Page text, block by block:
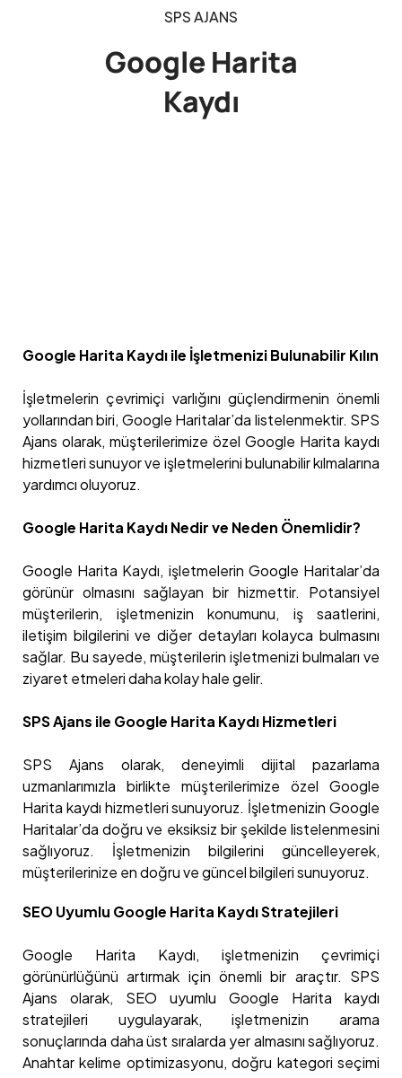
SPS AJANS
Google Harita
Kaydı
Google Harita Kaydı ile İşletmenizi Bulunabilir Kılın
İşletmelerin çevrimiçi varlığını güçlendirmenin önemli
yollarından biri, Google Haritalar’da listelenmektir. SPS
Ajans olarak, müşterilerimize özel Google Harita kaydı
hizmetleri sunuyor ve işletmelerini bulunabilir kılmalarına
yardımcı oluyoruz.
Google Harita Kaydı Nedir ve Neden Önemlidir?
Google Harita Kaydı, işletmelerin Google Haritalar’da
görünür olmasını sağlayan bir hizmettir. Potansiyel
müşterilerin, işletmenizin konumunu, iş saatlerini,
iletişim bilgilerini ve diğer detayları kolayca bulmasını
sağlar. Bu sayede, müşterilerin işletmenizi bulmaları ve
ziyaret etmeleri daha kolay hale gelir.
SPS Ajans ile Google Harita Kaydı Hizmetleri
SPS Ajans olarak, deneyimli dijital pazarlama
uzmanlarımızla birlikte müşterilerimize özel Google
Harita kaydı hizmetleri sunuyoruz. İşletmenizin Google
Haritalar’da doğru ve eksiksiz bir şekilde listelenmesini
sağlıyoruz. İşletmenizin bilgilerini güncelleyerek,
müşterilerinize en doğru ve güncel bilgileri sunuyoruz.
SEO Uyumlu Google Harita Kaydı Stratejileri
Google Harita Kaydı, işletmenizin çevrimiçi
görünürlüğünü artırmak için önemli bir araçtır. SPS
Ajans olarak, SEO uyumlu Google Harita kaydı
stratejileri uygulayarak, işletmenizin arama
sonuçlarında daha üst sıralarda yer almasını sağlıyoruz.
Anahtar kelime optimizasyonu, doğru kategori seçimi